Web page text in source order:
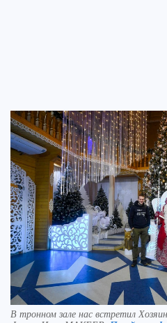
В тронном зале нас встретил